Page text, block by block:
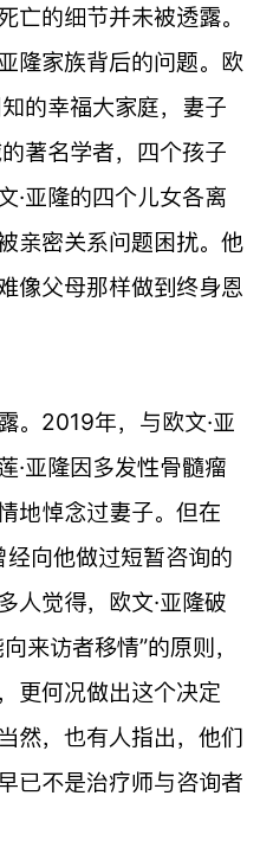
亡的细节并未被透露。
隆家族背后的问题。欧
的幸福大家庭，妻子
著名学者，四个孩子
·亚隆的四个儿女各离
亲密关系问题困扰。他
像父母那样做到终身恩
。2019年，与欧文·亚
·亚隆因多发性骨髓瘤
地悼念过妻子。但在
向他做过短暂咨询的
人觉得，欧文·亚隆破
来访者移情”的原则，
更何况做出这个决定
然，也有人指出，他们
已不是治疗师与咨询者